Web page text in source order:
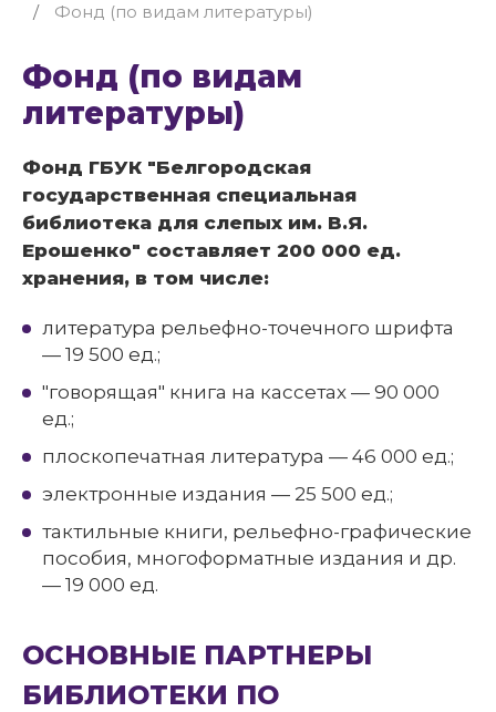
Фонд (по видам литературы)
Фонд (по видам
литературы)
Фонд ГБУК "Белгородская
государственная специальная
библиотека для слепых им. В.Я.
Ерошенко" составляет 200 000 ед.
хранения, в том числе:
литература рельефно-точечного шрифта
— 19 500 ед.;
"говорящая" книга на кассетах — 90 000
ед.;
плоскопечатная литература — 46 000 ед.;
электронные издания — 25 500 ед.;
тактильные книги, рельефно-графические
пособия, многоформатные издания и др.
— 19 000 ед.
ОСНОВНЫЕ ПАРТНЕРЫ
БИБЛИОТЕКИ ПО